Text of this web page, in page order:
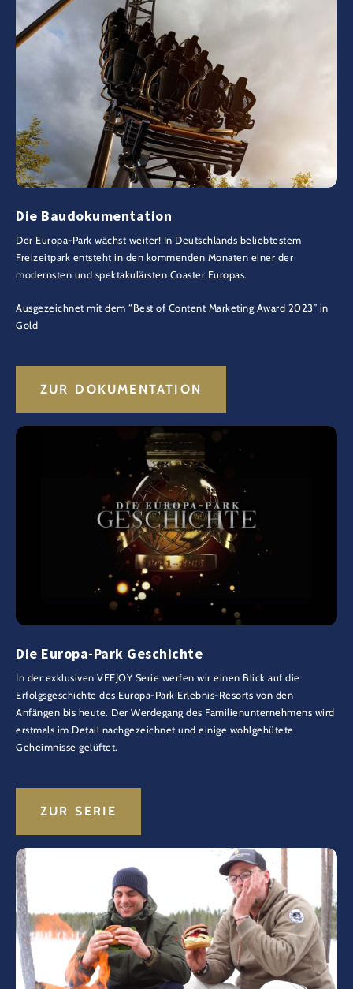
Die Baudokumentation
Der Europa-Park wächst weiter! In Deutschlands beliebtestem
Freizeitpark entsteht in den kommenden Monaten einer der
modernsten und spektakulärsten Coaster Europas.
Ausgezeichnet mit dem “Best of Content Marketing Award 2023” in
Gold
ZUR DOKUMENTATION
Die Europa-Park Geschichte
In der exklusiven VEEJOY Serie werfen wir einen Blick auf die
Erfolgsgeschichte des Europa-Park Erlebnis-Resorts von den
Anfängen bis heute. Der Werdegang des Familienunternehmens wird
erstmals im Detail nachgezeichnet und einige wohlgehütete
Geheimnisse gelüftet.
ZUR SERIE